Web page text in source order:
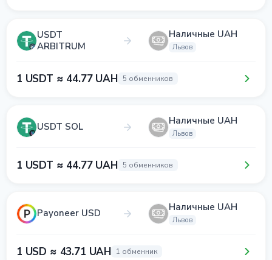
USDT
ARBITRUM
Наличные UAH
Львов
1 USDT ≈ 44.77 UAH 5 обменников
USDT SOL Наличные UAH
Львов
1 USDT ≈ 44.77 UAH 5 обменников
Payoneer USD Наличные UAH
Львов
1 USD ≈ 43.71 UAH 1 обменник